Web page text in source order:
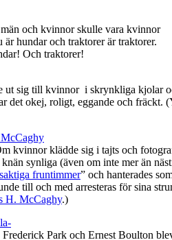
och kvinnor skulle vara kvinnor
är hundar och traktorer är traktorer.
Och traktorer!
ut sig till kvinnor i skrynkliga kjolar
det okej, roligt, eggande och fräckt.
kvinnor klädde sig i tajts och
synliga (även om inte mer än
fruntimmer” och hanterades
till och med arresteras för sina
H. McCaghy.)
Frederick Park och Ernest Boulton